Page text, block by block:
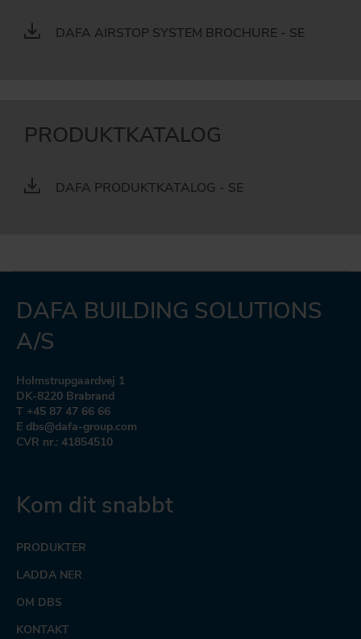
DAFA AIRSTOP SYSTEM BROCHURE - SE
PRODUKTKATALOG
DAFA PRODUKTKATALOG - SE
DAFA BUILDING SOLUTIONS
A/S
Holmstrupgaardvej 1
DK-8220 Brabrand
T +45 87 47 66 66
E dbs@dafa-group.com
CVR nr.: 41854510
Kom dit snabbt
PRODUKTER
LADDA NER
OM DBS
KONTAKT